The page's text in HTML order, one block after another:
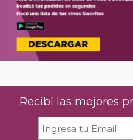
Recibí las mejores